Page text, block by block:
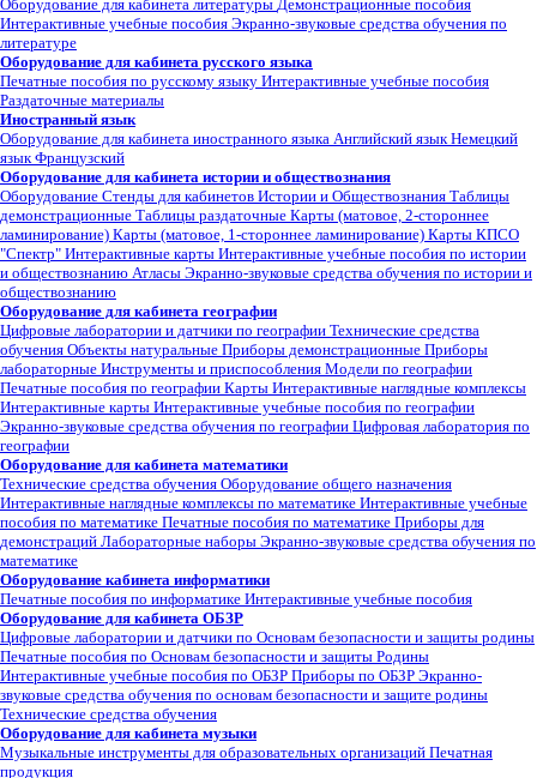
Оборудование для кабинета литературы Демонстрационные пособия
Интерактивные учебные пособия Экранно-звуковые средства обучения по
литературе
Оборудование для кабинета русского языка
Печатные пособия по русскому языку Интерактивные учебные пособия
Раздаточные материалы
Иностранный язык
Оборудование для кабинета иностранного языка Английский язык Немецкий
язык Французский
Оборудование для кабинета истории и обществознания
Оборудование Стенды для кабинетов Истории и Обществознания Таблицы
демонстрационные Таблицы раздаточные Карты (матовое, 2-стороннее
ламинирование) Карты (матовое, 1-стороннее ламинирование) Карты КПСО
"Спектр" Интерактивные карты Интерактивные учебные пособия по истории
и обществознанию Атласы Экранно-звуковые средства обучения по истории и
обществознанию
Оборудование для кабинета географии
Цифровые лаборатории и датчики по географии Технические средства
обучения Объекты натуральные Приборы демонстрационные Приборы
лабораторные Инструменты и приспособления Модели по географии
Печатные пособия по географии Карты Интерактивные наглядные комплексы
Интерактивные карты Интерактивные учебные пособия по географии
Экранно-звуковые средства обучения по географии Цифровая лаборатория по
географии
Оборудование для кабинета математики
Технические средства обучения Оборудование общего назначения
Интерактивные наглядные комплексы по математике Интерактивные учебные
пособия по математике Печатные пособия по математике Приборы для
демонстраций Лабораторные наборы Экранно-звуковые средства обучения по
математике
Оборудование кабинета информатики
Печатные пособия по информатике Интерактивные учебные пособия
Оборудование для кабинета ОБЗР
Цифровые лаборатории и датчики по Основам безопасности и защиты родины
Печатные пособия по Основам безопасности и защиты Родины
Интерактивные учебные пособия по ОБЗР Приборы по ОБЗР Экранно-
звуковые средства обучения по основам безопасности и защите родины
Технические средства обучения
Оборудование для кабинета музыки
Музыкальные инструменты для образовательных организаций Печатная
продукция